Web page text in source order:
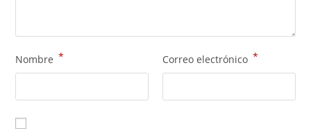
Nombre * Correo electrónico *